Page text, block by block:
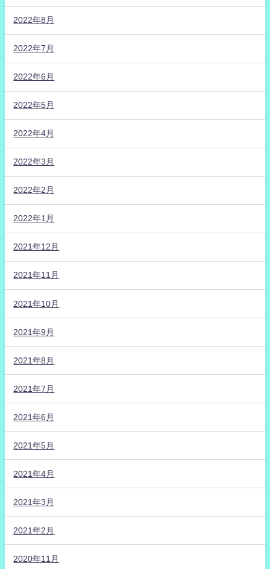
2022年8月
2022年7月
2022年6月
2022年5月
2022年4月
2022年3月
2022年2月
2022年1月
2021年12月
2021年11月
2021年10月
2021年9月
2021年8月
2021年7月
2021年6月
2021年5月
2021年4月
2021年3月
2021年2月
2020年11月